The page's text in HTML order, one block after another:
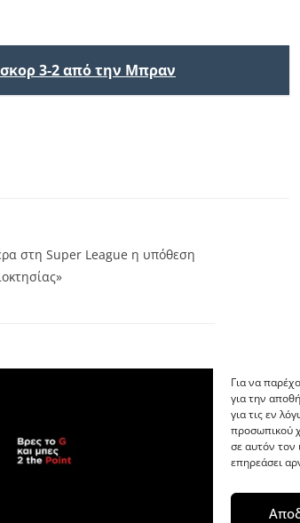
Για να
για την
για τις εν
προσωπικού
σε αυτόν τον
επηρεάσει
3-2 από την Μπραν
στη Super League η υπόθεση